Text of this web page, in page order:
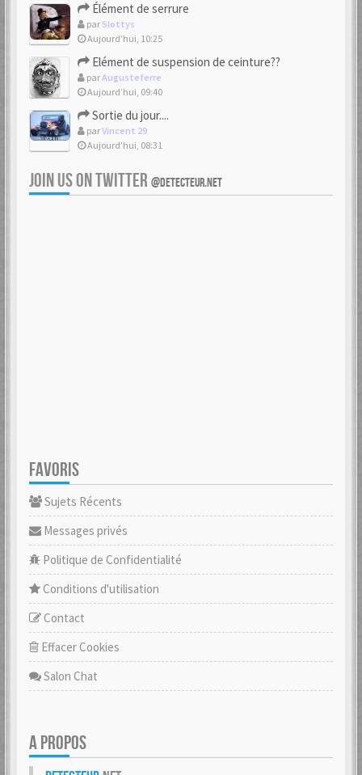
Élément de serrure
par Slottys
Aujourd’hui, 10:25
Elément de suspension de ceinture??
parAugusteferre
Aujourd’hui, 09:40
Sortie du jour....
parVincent 29
Aujourd’hui, 08:31
JOIN US ON TWITTER @DETECTEUR.NET
FAVORIS
Sujets Récents
Messages privés
Politique de Confidentialité
Conditions d'utilisation
Contact
Effacer Cookies
Salon Chat
A PROPOS